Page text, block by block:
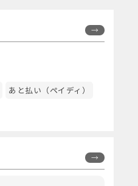
あと払い（ペイディ）